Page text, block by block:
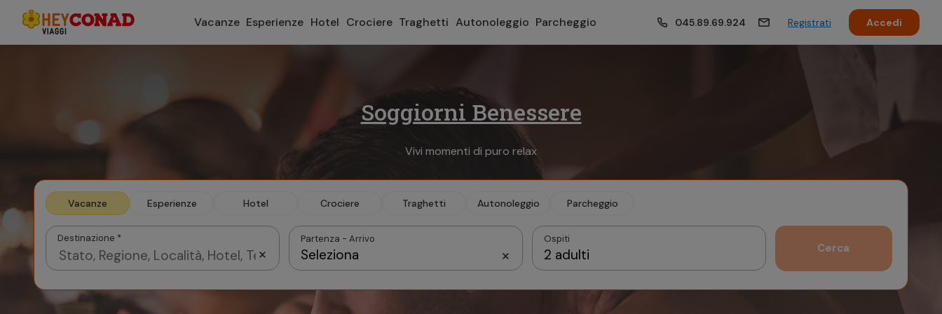
Vacanze Esperienze Hotel Crociere Traghetti Autonoleggio Parcheggio 045.89.69.924 Registrati Accedi
Soggiorni Benessere
Vivi momenti di puro relax
Vacanze Esperienze Hotel Crociere Traghetti Autonoleggio Parcheggio
Destinazione * Partenza - Arrivo
Seleziona
Agosto 2026 Settembre 2026 Ottobre 2026
Ospiti
2 adulti
Camera 1
Cerca